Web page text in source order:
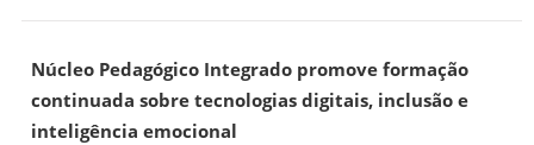
Núcleo Pedagógico Integrado promove formação
continuada sobre tecnologias digitais, inclusão e
inteligência emocional